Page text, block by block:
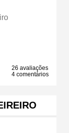
26 avaliações
4 comentários